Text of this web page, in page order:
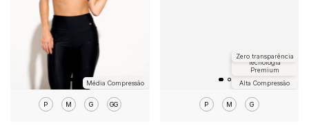
Média Compressão
P M G GG
Alta Compressão
Tecnologia
Premium
Zero transparência
P M G